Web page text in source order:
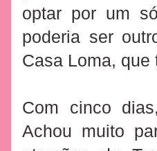
optar por um
poderia ser
Casa Loma,
Com cinco
Achou muito